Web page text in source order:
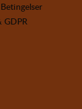
GDPR